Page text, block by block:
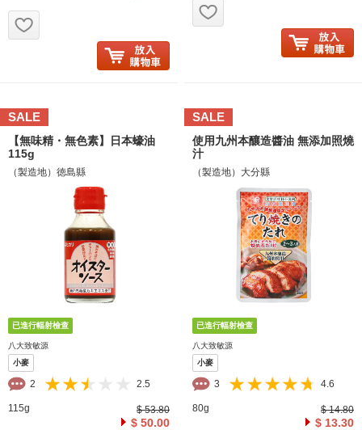
SALE
【無味精・無色素】日本蠔油
115g
（製造地）徳島縣
八大致敏源
小麥
2 2.5
115g $ 53.80
$ 50.00
SALE
使用九州本釀造醬油 無添加照燒
汁
（製造地）大分縣
八大致敏源
小麥
3 4.6
80g $ 14.80
$ 13.30